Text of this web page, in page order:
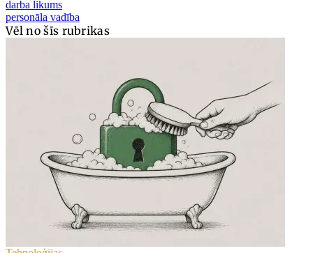
darba likums
personāla vadība
Vēl no šīs rubrikas